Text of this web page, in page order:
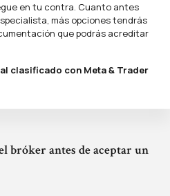
bróker antes de aceptar un
en tu contra. Cuanto antes
más opciones tendrás
que podrás acreditar
clasificado con Meta & Trader